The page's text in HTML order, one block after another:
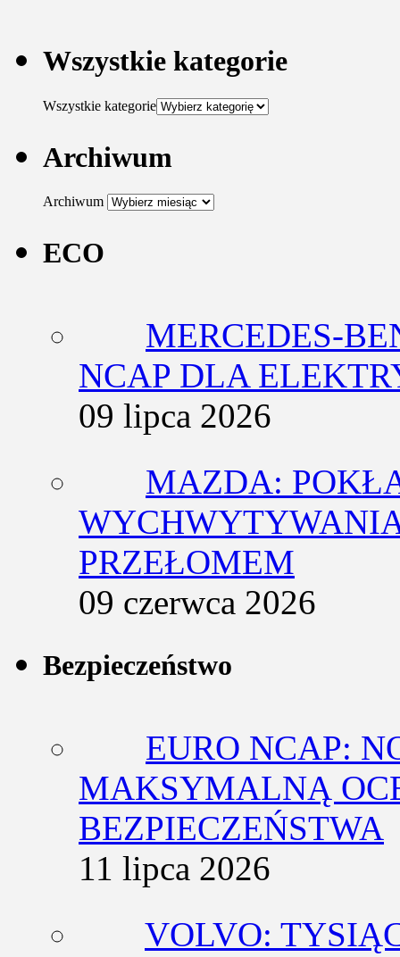
Wszystkie kategorie
Wszystkie kategorie
Archiwum
Archiwum
ECO
MERCEDES-
NCAP DLA
09 lipca 2026
MAZDA:
PRZEŁOMEM
09 czerwca 2026
Bezpieczeństwo
EURO NCAP:
MAKSYMALNĄ
BEZPIECZEŃSTWA
11 lipca 2026
VOLVO: